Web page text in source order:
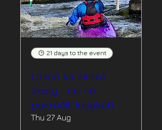
21 days to the event
Lekce kajakové
školy - mírně
pokročilí kajakáři
Thu 27 Aug